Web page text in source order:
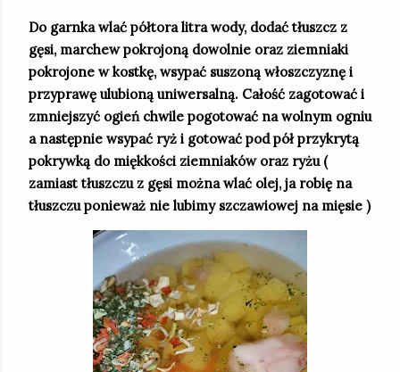
Do garnka wlać półtora litra wody, dodać tłuszcz z
gęsi, marchew pokrojoną dowolnie oraz ziemniaki
pokrojone w kostkę, wsypać suszoną włoszczyznę i
przyprawę ulubioną uniwersalną. Całość zagotować i
zmniejszyć ogień chwile pogotować na wolnym ogniu
a następnie wsypać ryż i gotować pod pół przykrytą
pokrywką do miękkości ziemniaków oraz ryżu (
zamiast tłuszczu z gęsi można wlać olej, ja robię na
tłuszczu ponieważ nie lubimy szczawiowej na mięsie )